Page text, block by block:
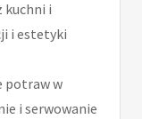
kuchni i
i estetyki
potraw w
i serwowanie